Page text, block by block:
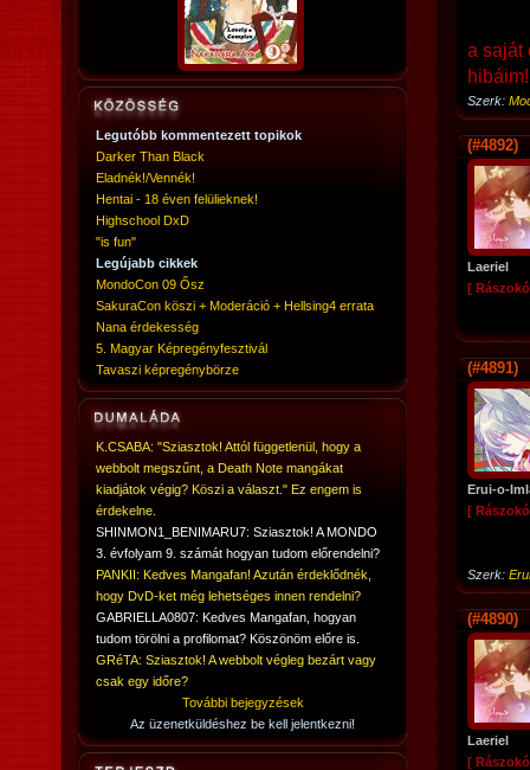
Legutóbb kommentezett topikok
Darker Than Black
Eladnék!/Vennék!
Hentai - 18 éven felülieknek!
Highschool DxD
"is fun"
Legújabb cikkek
MondoCon 09 Ősz
SakuraCon köszi + Moderáció + Hellsing4 errata
Nana érdekesség
5. Magyar Képregényfesztivál
Tavaszi képregénybörze
K.CSABA: "Sziasztok! Attól függetlenül, hogy a
webbolt megszűnt, a Death Note mangákat
kiadjátok végig? Köszi a választ." Ez engem is
érdekelne.
SHINMON1_BENIMARU7: Sziasztok! A MONDO
3. évfolyam 9. számát hogyan tudom előrendelni?
PANKII: Kedves Mangafan! Azután érdeklődnék,
hogy DvD-ket még lehetséges innen rendelni?
GABRIELLA0807: Kedves Mangafan, hogyan
tudom törölni a profilomat? Köszönöm előre is.
GRéTA: Sziasztok! A webbolt végleg bezárt vagy
csak egy időre?
További bejegyzések
Az üzenetküldéshez be kell jelentkezni!
a saját
hibáim!
Szerk:
(#4892)
Laeriel
[
(#4891)
Erui-o-
[
Szerk:
(#4890)
Laeriel
[